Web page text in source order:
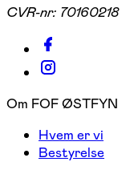
CVR-nr: 70160218
Om FOF ØSTFYN
Hvem er vi
Bestyrelse